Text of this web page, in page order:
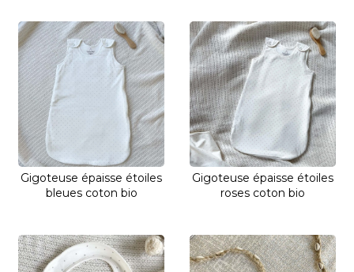
Gigoteuse épaisse étoiles
bleues coton bio
Gigoteuse épaisse étoiles
roses coton bio